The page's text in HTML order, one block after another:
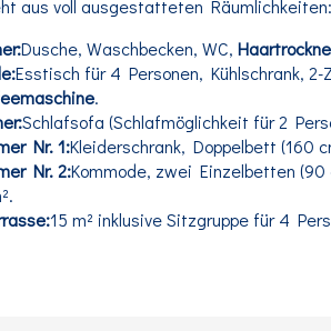
aus voll ausgestatteten Räumlichkeiten:
Dusche, Waschbecken, WC,
Esstisch für 4 Personen, Kühlschrank,
.
Schlafsofa (Schlafmöglichkeit für 2
Nr. 1:Kleiderschrank, Doppelbett (160
Nr. 2:Kommode, zwei Einzelbetten (90
15 m² inklusive Sitzgruppe für 4